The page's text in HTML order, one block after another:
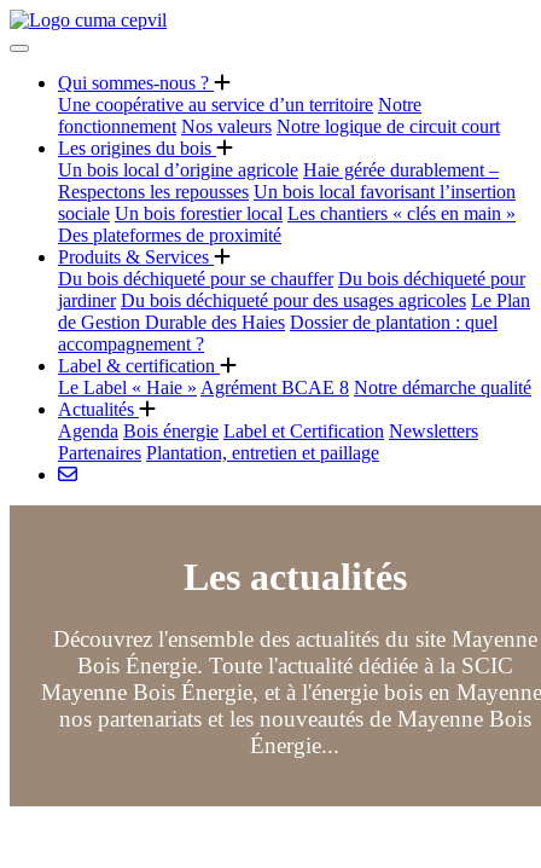
Qui sommes-nous ?
Une coopérative au service d’un territoire Notre
fonctionnement Nos valeurs Notre logique de circuit court
Les origines du bois
Un bois local d’origine agricole Haie gérée durablement –
Respectons les repousses Un bois local favorisant l’insertion
sociale Un bois forestier local Les chantiers « clés en main »
Des plateformes de proximité
Produits & Services
Du bois déchiqueté pour se chauffer Du bois déchiqueté pour
jardiner Du bois déchiqueté pour des usages agricoles Le Plan
de Gestion Durable des Haies Dossier de plantation : quel
accompagnement ?
Label & certification
Le Label « Haie » Agrément BCAE 8 Notre démarche qualité
Actualités
Agenda Bois énergie Label et Certification Newsletters
Partenaires Plantation, entretien et paillage
Les actualités
Découvrez l'ensemble des actualités du site Mayenne
Bois Énergie. Toute l'actualité dédiée à la SCIC
Mayenne Bois Énergie, et à l'énergie bois en
nos partenariats et les nouveautés de Mayenne Bois
Énergie...